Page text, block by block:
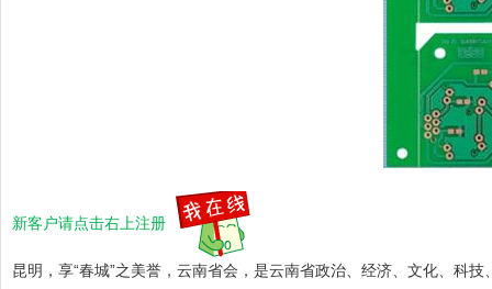
新客户请点击右上注册
昆明，享“春城”之美誉，云南省会，是云南省政治、经济、文化、科